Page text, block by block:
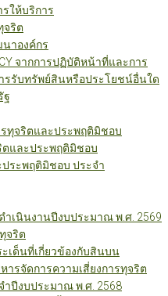
ให้บริการ
จริต
นาองค์กร
จากการปฏิบัติหน้าที่และการ
รรับทรัพย์สินหรือประโยชน์อื่นใด
ฐ
รทุจริตและประพฤติมิชอบ
ตและประพฤติมิชอบ
ประพฤติมิชอบ ประจำ
ำเนินงานปีงบประมาณ พ.ศ. 2569
จริต
เด็นที่เกี่ยวข้องกับสินบน
รจัดการความเสี่ยงการทุจริต
ปีงบประมาณ พ.ศ. 2568